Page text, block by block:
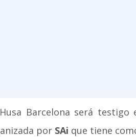
Barcelona será
por SAi que tiene